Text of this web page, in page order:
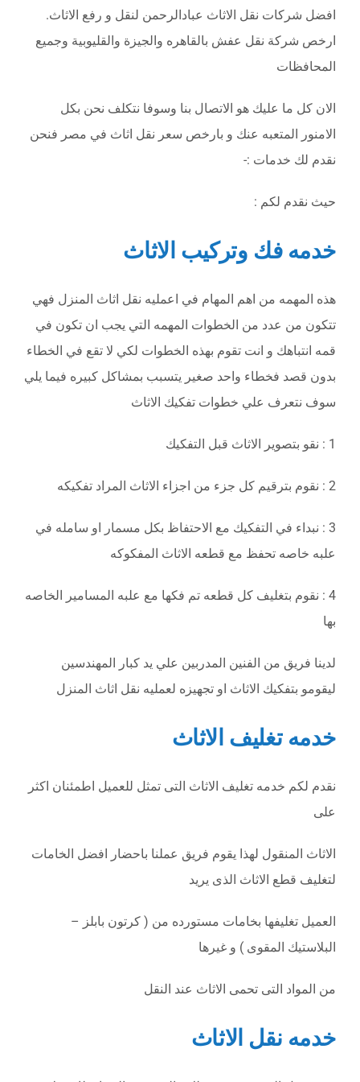
افضل شركات نقل الاثاث عبادالرحمن لنقل و رفع الاثاث.
ارخص شركة نقل عفش بالقاهره والجيزة والقليوبية وجميع
المحافظات
الان كل ما عليك هو الاتصال بنا وسوفا نتكلف نحن بكل
الامنور المتعبه عنك و بارخص سعر نقل اثاث في مصر فنحن
نقدم لك خدمات :-
حيث نقدم لكم :
خدمه فك وتركيب الاثاث
هذه المهمه من اهم المهام في اعمليه نقل اثاث المنزل فهي
تتكون من عدد من الخطوات المهمه التي يجب ان تكون في
قمه انتباهك و انت تقوم بهذه الخطوات لكي لا تقع في الخطاء
بدون قصد فخطاء واحد صغير يتسبب بمشاكل كبيره فيما يلي
سوف نتعرف علي خطوات تفكيك الاثاث
1 : نقو بتصوير الاثاث قبل التفكيك
2 : نقوم بترقيم كل جزء من اجزاء الاثاث المراد تفكيكه
3 : نبداء في التفكيك مع الاحتفاظ بكل مسمار او سامله في
علبه خاصه تحفظ مع قطعه الاثاث المفكوكه
4 : نقوم بتغليف كل قطعه تم فكها مع علبه المسامير الخاصه
بها
لدينا فريق من الفنين المدربين علي يد كبار المهندسين
ليقومو بتفكيك الاثاث او تجهيزه لعمليه نقل اثاث المنزل
خدمه تغليف الاثاث
نقدم لكم خدمه تغليف الاثاث التى تمثل للعميل اطمئنان اكثر
على
الاثاث المنقول لهذا يقوم فريق عملنا باحضار افضل الخامات
لتغليف قطع الاثاث الذى يريد
العميل تغليفها بخامات مستورده من ( كرتون بابلز –
البلاستيك المقوى ) و غيرها
من المواد التى تحمى الاثاث عند النقل
خدمه نقل الاثاث